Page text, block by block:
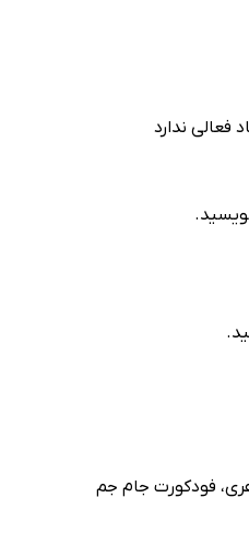
فعالی ندارد
فودکورت جام جم